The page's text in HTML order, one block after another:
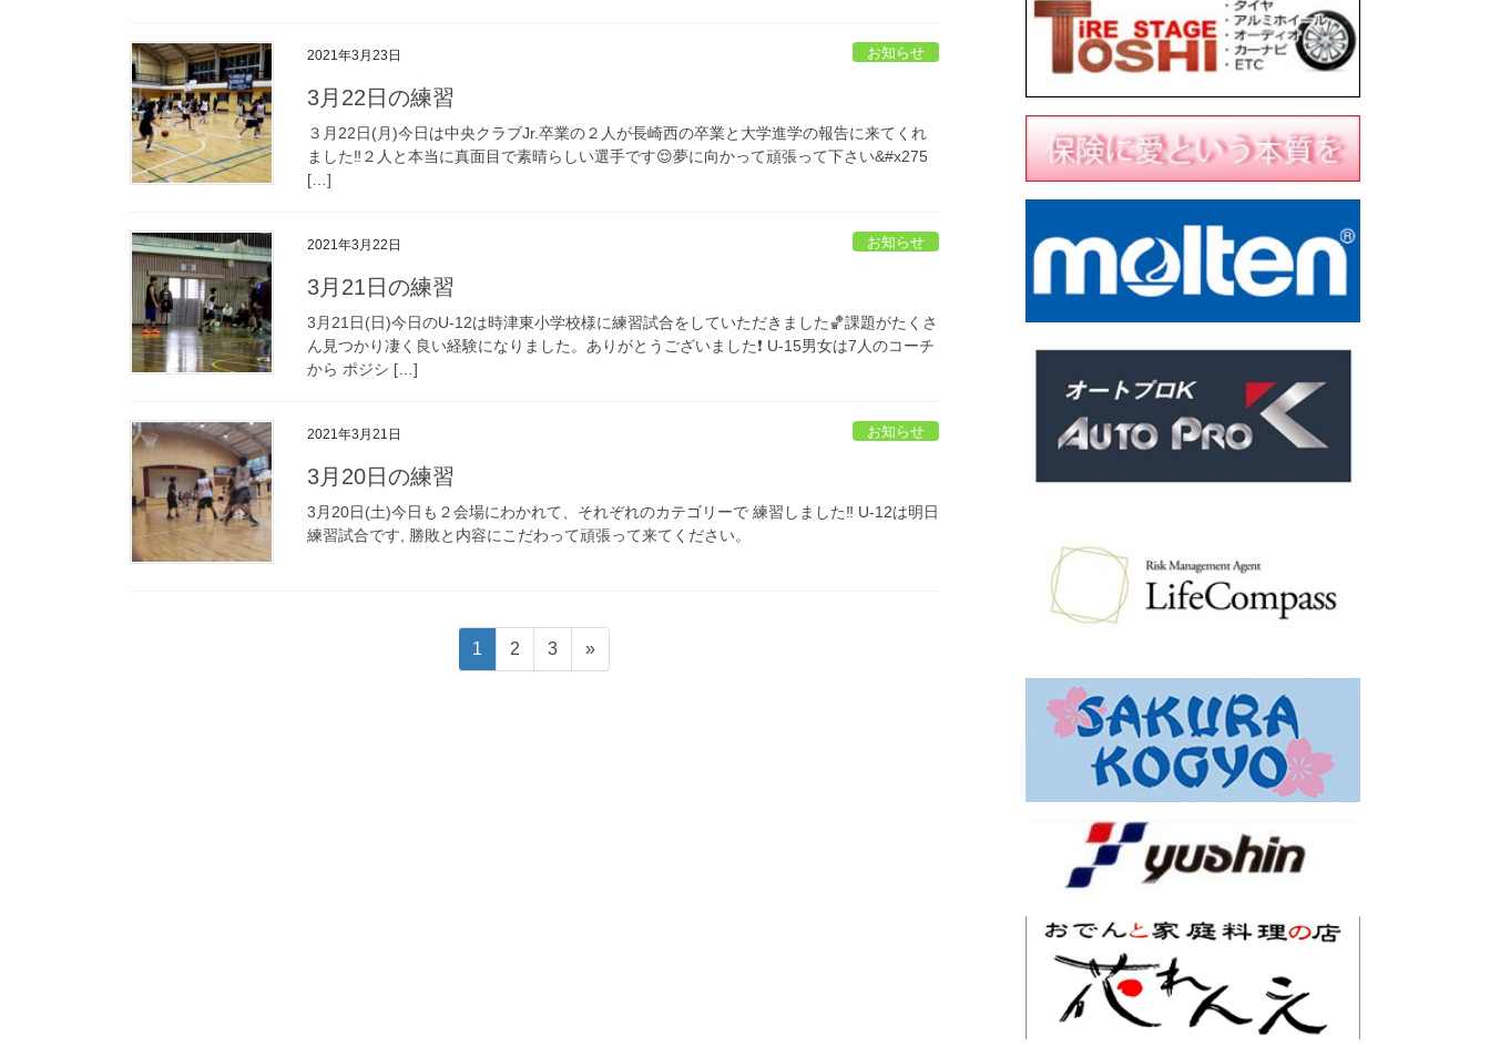
2021年3月23日 お知らせ
3月22日の練習
３月22日(月)今日は中央クラブJr.卒業の２人が長崎西の卒業と大学進学の報告に来てくれ
ました‼️２人と本当に真面目で素晴らしい選手です😌夢に向かって頑張って下さい&#x275
[…]
2021年3月22日 お知らせ
3月21日の練習
3月21日(日)今日のU-12は時津東小学校様に練習試合をしていただきました🏀課題がたくさ
ん見つかり凄く良い経験になりました。ありがとうございました❗ U-15男女は7人のコーチ
から ポジシ […]
2021年3月21日 お知らせ
3月20日の練習
3月20日(土)今日も２会場にわかれて、それぞれのカテゴリーで 練習しました‼️ U-12は明日
練習試合です, 勝敗と内容にこだわって頑張って来てください。
ペ
ー
1
ペ
ー
2
ペ
ー
3 »